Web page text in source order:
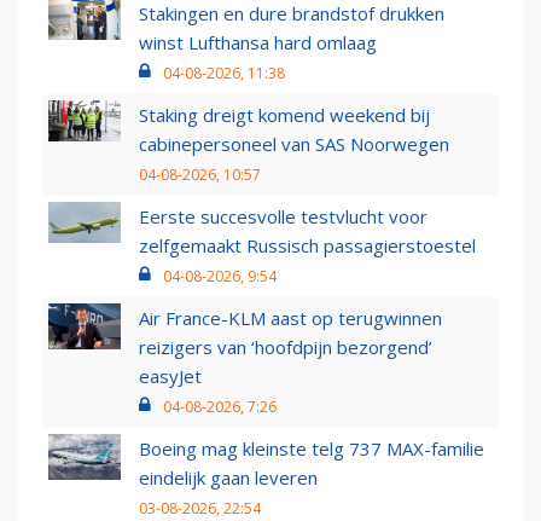
Stakingen en dure brandstof drukken
winst Lufthansa hard omlaag
04-08-2026, 11:38
Staking dreigt komend weekend bij
cabinepersoneel van SAS Noorwegen
04-08-2026, 10:57
Eerste succesvolle testvlucht voor
zelfgemaakt Russisch passagierstoestel
04-08-2026, 9:54
Air France-KLM aast op terugwinnen
reizigers van ‘hoofdpijn bezorgend’
easyJet
04-08-2026, 7:26
Boeing mag kleinste telg 737 MAX-familie
eindelijk gaan leveren
03-08-2026, 22:54